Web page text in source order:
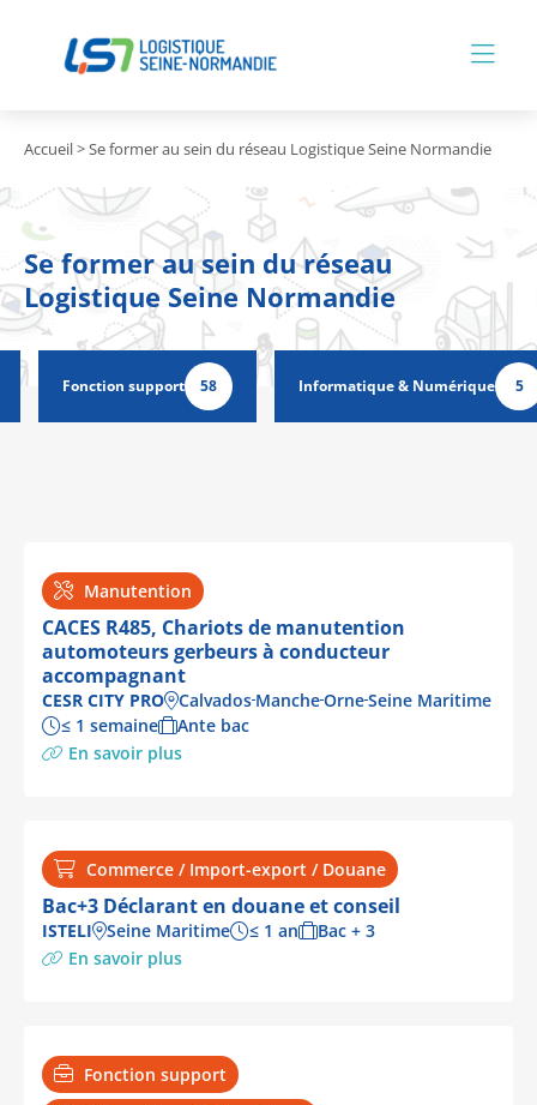
Accueil>Se former au sein du réseau Logistique Seine Normandie
Se former au sein du réseau
Logistique Seine Normandie
Fonction support 58 Informatique & Numérique 5
CACES R485, Chariots de manutention
automoteurs gerbeurs à conducteur
accompagnant
Manutention
CESR CITY PRO Calvados MancheOrneSeine Maritime
≤ 1 semaine
Ante bac
En savoir plus
Bac+3 Déclarant en douane et conseil
Commerce / Import-export / Douane
ISTELI Seine Maritime ≤ 1 an
Bac + 3
En savoir plus
Fonction support